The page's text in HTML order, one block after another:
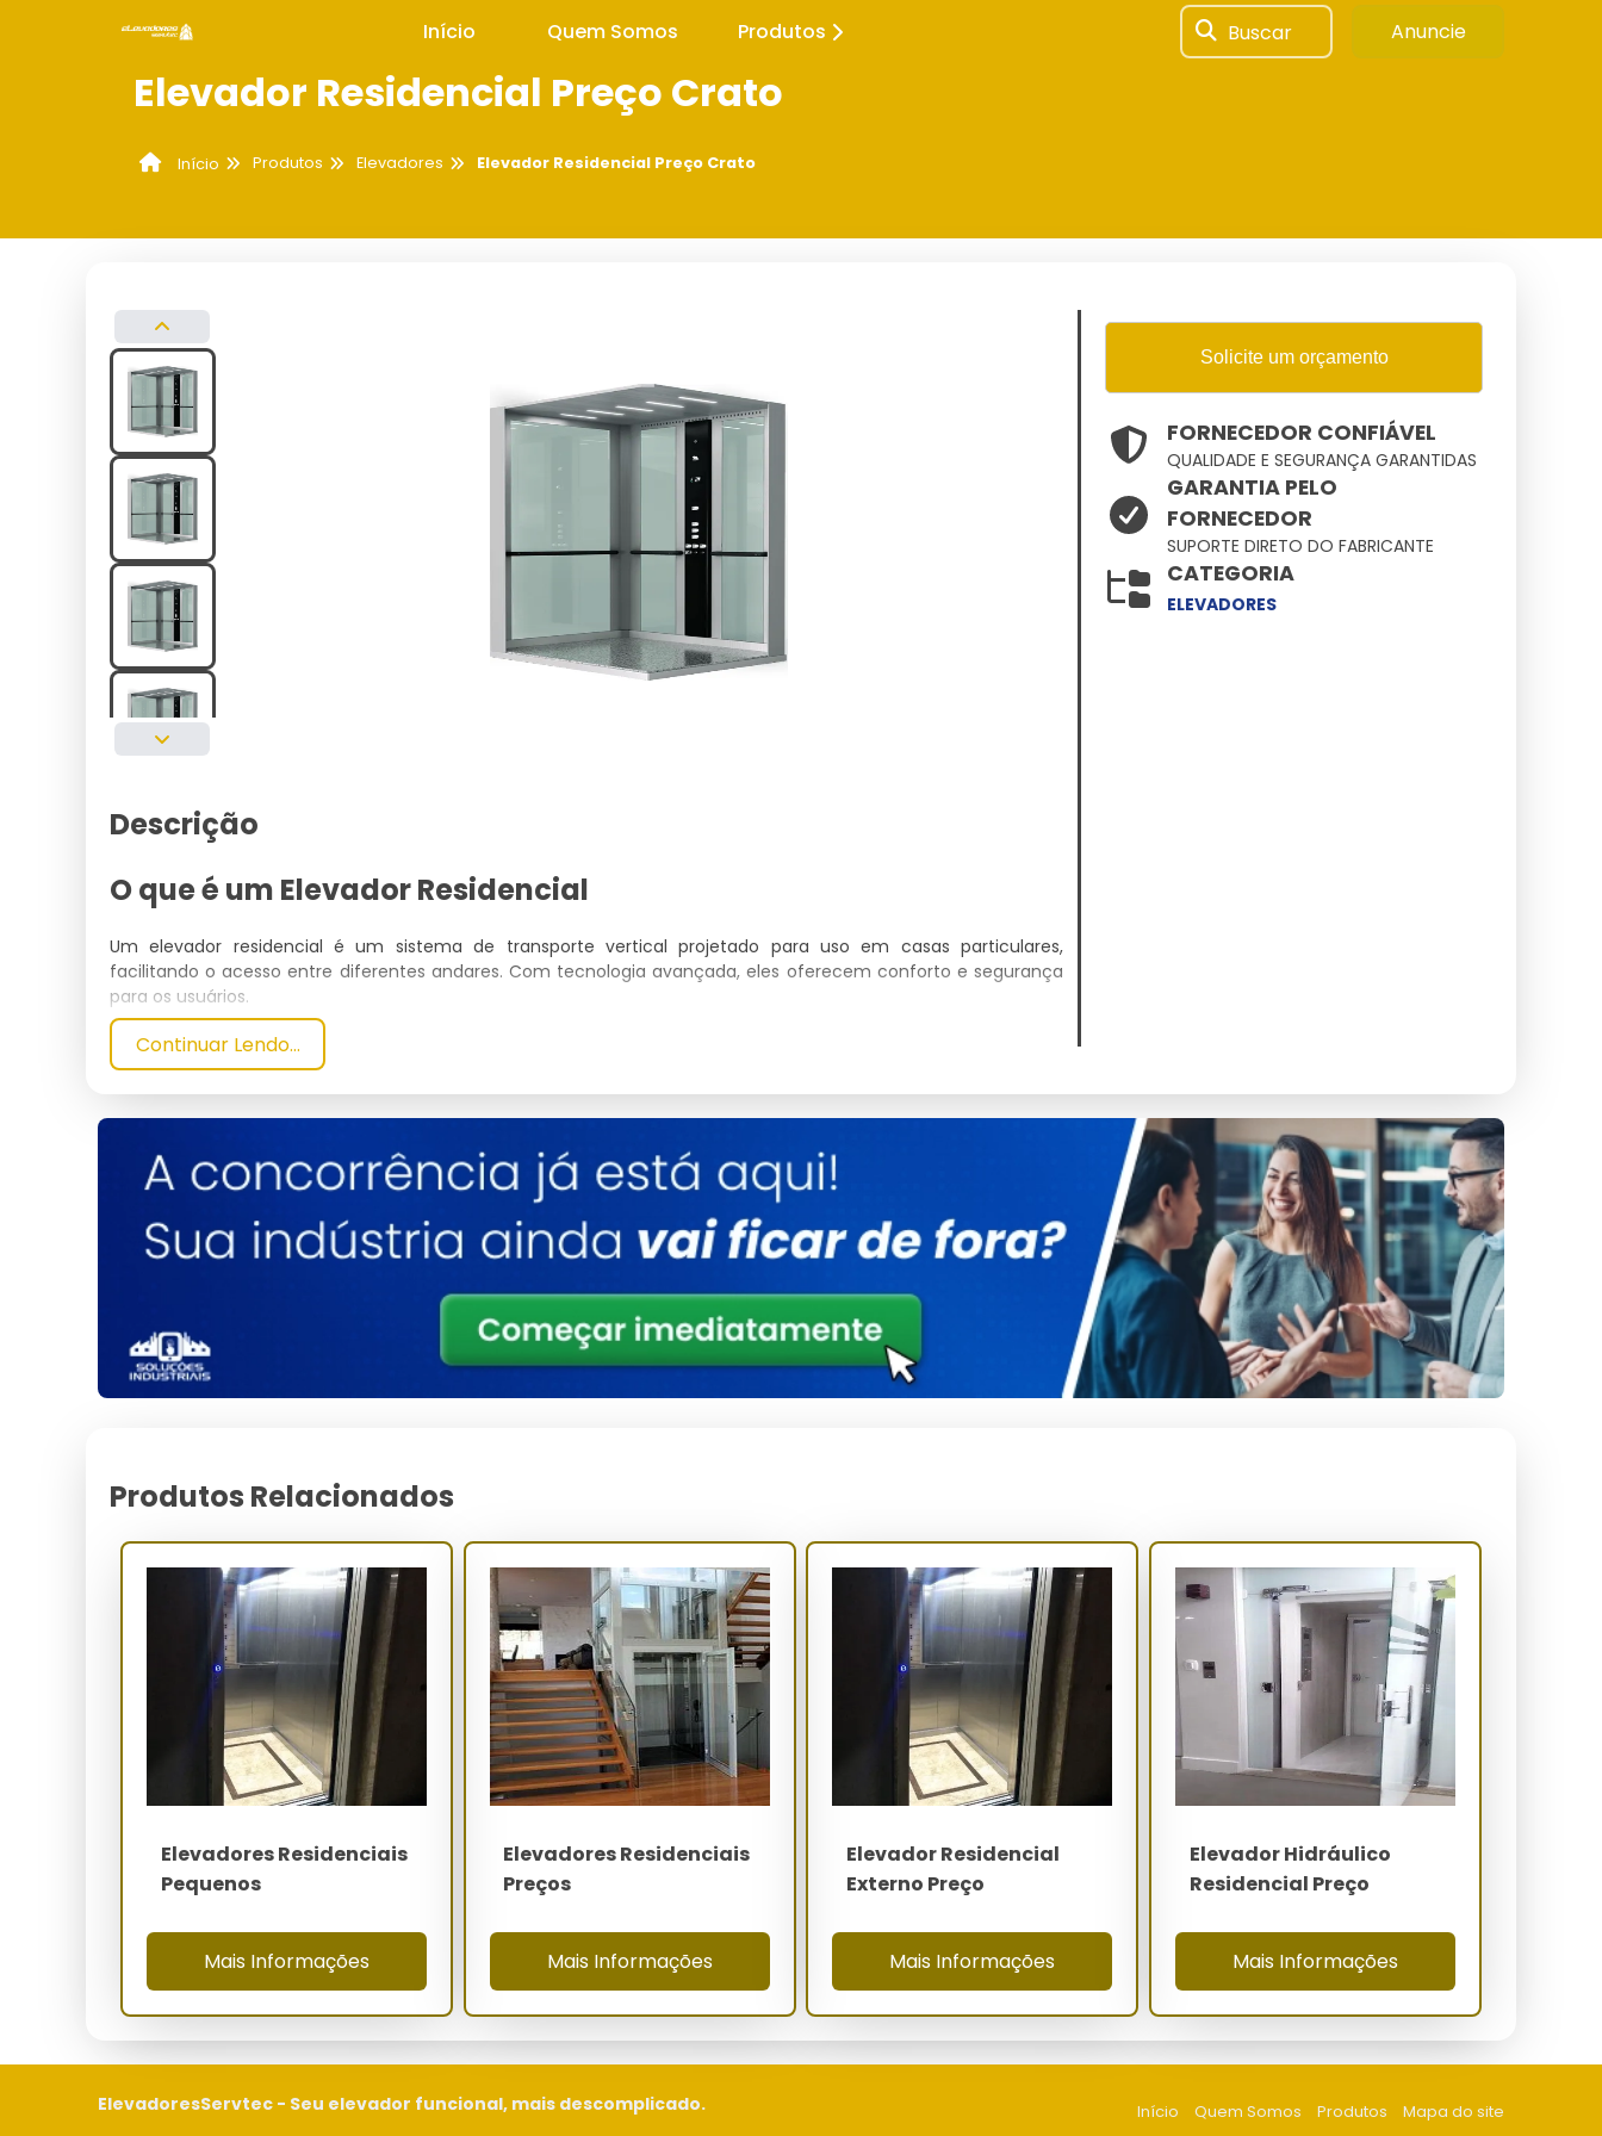
Início Quem Somos Produtos Buscar Anuncie
Elevador Residencial Preço Crato
Início Produtos Elevadores Elevador Residencial Preço Crato
Descrição
O que é um Elevador Residencial
Um elevador residencial é um sistema de transporte vertical projetado para uso em casas particulares,
facilitando o acesso entre diferentes andares. Com tecnologia avançada, eles oferecem conforto e segurança
para os usuários.
Especificações Técnicas
Dimensões (cm) Peso (kg) Material Capacidade
Potência
Principais Características e Benefícios
Funcionalidade Silenciosa:Oferece operação quase silenciosa, ideal para residências.
Design Compacto:
Ocupa pouco espaço, sendo integrado facilmente em projetos arquitetônicos.
Baixo Consumo de Energia:
Eficiência energética que reduz custos operacionais mensais.
Manutenção Simplificada:
Necessita de manutenção mínima, economizando tempo e dinheiro.
famílias que desejam praticidade e proprietários que valorizam a modernização de suas residências.
Como Funciona / Como Usar
Instalação:Deve ser realizada por profissionais qualificados para garantir segurança e eficiência.
Operação: Acione o painel de controle, selecione o andar desejado e aguarde a chegada do
Manutenção:Agende verificações regulares para garantir o bom funcionamento do sistema.
Quanto Custa Elevador Residencial Preço Crato
de acabamento e tecnologia influenciam os valores.
Elevador Residencial Preco Crato
Onde Comprar
Continuar Lendo...
Solicite um orçamento
FORNECEDOR CONFIÁVEL
QUALIDADE E SEGURANÇA GARANTIDAS
GARANTIA PELO
FORNECEDOR
SUPORTE DIRETO DO FABRICANTE
CATEGORIA
ELEVADORES
Produtos Relacionados
Elevadores Residenciais
Pequenos
Mais Informações
Elevadores Residenciais
Preços
Mais Informações
Elevador Residencial
Externo Preço
Mais Informações
Elevador Hidráulico
Residencial Preço
Mais Informações
ElevadoresServtec - Seu elevador funcional, mais descomplicado. Início Quem Somos Produtos Mapa do site